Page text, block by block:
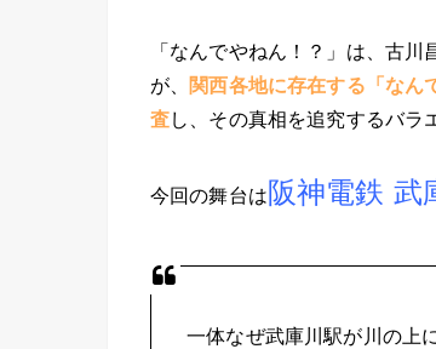
「なんでやねん！？」は、古
が、 関西各地に存在する「なん
査し、その真相を追究するバラ
今回の舞台は 阪神電鉄 武
一体なぜ武庫川駅が川の上